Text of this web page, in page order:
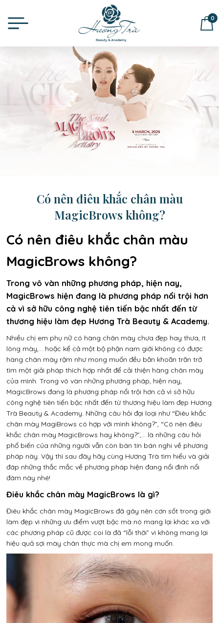
0
Có nên điêu khắc chân màu
MagicBrows không?
Có nên điêu khắc chân màu
MagicBrows không?
Trong vô vàn những phương pháp, hiện nay,
MagicBrows hiện đang là phương pháp nổi trội hơn
cả vì sở hữu công nghệ tiên tiến bậc nhất đến từ
thương hiệu làm đẹp Hương Trà Beauty & Academy.
Nhiều chị em phụ nữ có hàng chân mày chưa đẹp hay thưa, ít
lông mày,… hoặc kể cả một bộ phận nam giới không có được
hàng chân mày rậm như mong muốn đều băn khoăn trăn trở
tìm một giải pháp thích hợp nhất để cải thiện hàng chân mày
của mình. Trong vô vàn những phương pháp, hiện nay,
MagicBrows đang là phương pháp nổi trội hơn cả vì sở hữu
công nghệ tiên tiến bậc nhất đến từ thương hiệu làm đẹp Hương
Trà Beauty & Academy. Những câu hỏi đại loại như “Điêu khắc
chân mày MagiBrows có hợp với mình không?”, “Có nên điêu
khắc chân mày MagicBrows hay không?”,… là những câu hỏi
phổ biến của những người vẫn còn bán tín bán nghi về phương
pháp này. Vậy thì sau đây hãy cùng Hương Trà tìm hiểu và giải
đáp những thắc mắc về phương pháp hiện đang nổi đình nổi
đám này nhé!
Điêu khắc chân mày MagicBrows là gì?
Điêu khắc chân mày MagicBrows đã gây nên cơn sốt trong giới
làm đẹp vì những ưu điểm vượt bậc mà nó mang lại khác xa với
các phương pháp cũ được coi là đã “lỗi thời” vì không mang lại
hiệu quả sợi mày chân thực mà chị em mong muốn.
ĐỂ LẠI THÔNG TIN MUA HÀNG,
CHÚNG TÔI SẼ LIÊN HỆ LẠI NGAY